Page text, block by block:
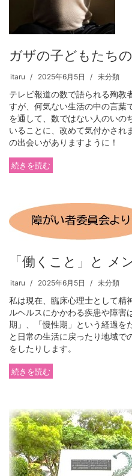
ガザの子どもたち
itaru 2025年6月5日 未分類
テレビ報道の数で語られる殉教
すが、何気ない生活の中の言葉
を通して、数ではない人のいの
いることに、改めて気付かされ
の出会いがありますように！
続きを読む
「働くこと」と メ
itaru 2025年6月5日 未分類
私は現在、臨床心理士として精
ルヘルスにかかわる疾患や障害
期」、「慢性期」という経過を
と日常の生活に戻ったり地域で
をしたりします。
続きを読む